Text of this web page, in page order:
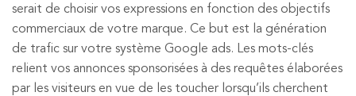
serait de choisir vos expressions en fonction des objectifs
commerciaux de votre marque. Ce but est la génération
de trafic sur votre système Google ads. Les mots-clés
relient vos annonces sponsorisées à des requêtes élaborées
par les visiteurs en vue de les toucher lorsqu’ils cherchent